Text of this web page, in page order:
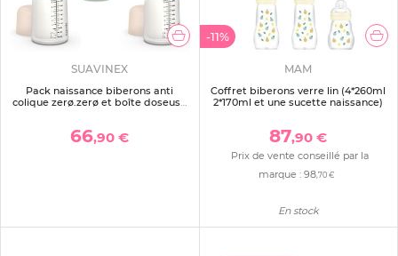
SUAVINEX
Pack naissance biberons anti
colique zerø.zerø et boîte doseuse
66,90 €
-11%
MAM
Coffret biberons verre lin (4*260ml
2*170ml et une sucette naissance)
87,90 €
Prix de vente conseillé par la
marque : 98,70 €
En stock